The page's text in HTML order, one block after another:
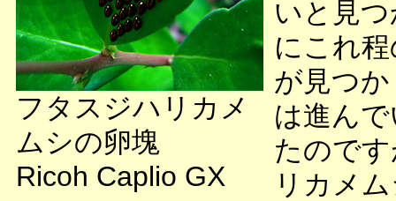
フタスジハリカメ
ムシの卵塊
Ricoh Caplio GX
いと見
にこれ
が見つ
は進ん
たので
リカメ